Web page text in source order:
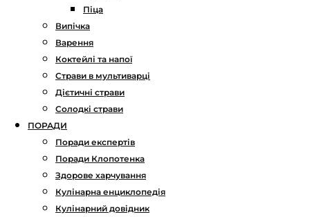
Піца
Випічка
Варення
Коктейлі та напої
Страви в мультиварці
Дієтичні страви
Солодкі страви
ПОРАДИ
Поради експертів
Поради Клопотенка
Здорове харчування
Кулінарна енциклопедія
Кулінарний довідник